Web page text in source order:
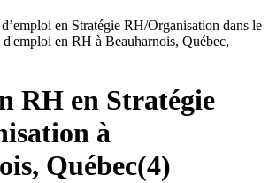
en Stratégie RH/Organisation dans le
en RH à Beauharnois, Québec,
RH en Stratégie
à
Québec(4)